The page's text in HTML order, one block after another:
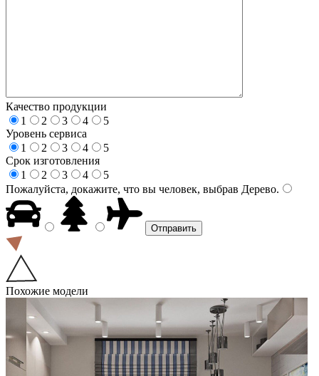
Качество продукции
1
2 3 4
5
Уровень сервиса
1
2 3 4
5
Срок изготовления
1
2 3 4
5
Пожалуйста, докажите, что вы человек, выбрав Дерево.
Похожие модели